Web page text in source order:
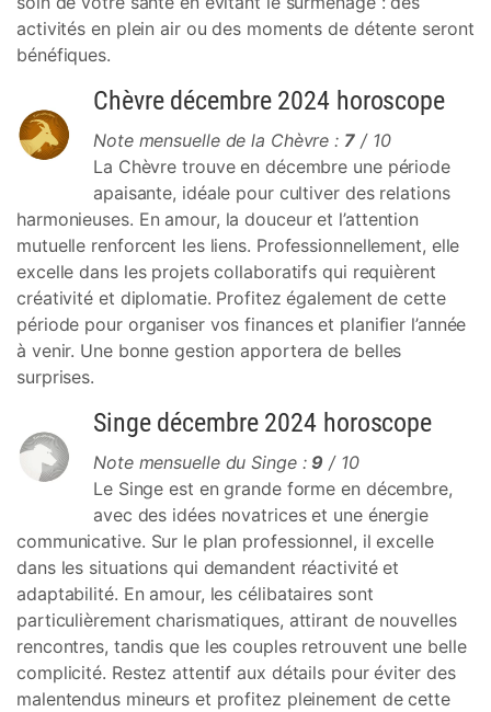
activités en plein air ou des moments de détente seront
bénéfiques.
Chèvre décembre 2024 horoscope
Note mensuelle de la Chèvre : 7/ 10
La Chèvre trouve en décembre une période
apaisante, idéale pour cultiver des relations
harmonieuses. En amour, la douceur et l’attention
mutuelle renforcent les liens. Professionnellement, elle
excelle dans les projets collaboratifs qui requièrent
créativité et diplomatie. Profitez également de cette
période pour organiser vos finances et planifier l’année
à venir. Une bonne gestion apportera de belles
surprises.
Singe décembre 2024 horoscope
Note mensuelle du Singe : 9 / 10
Le Singe est en grande forme en décembre,
avec des idées novatrices et une énergie
communicative. Sur le plan professionnel, il excelle
dans les situations qui demandent réactivité et
adaptabilité. En amour, les célibataires sont
particulièrement charismatiques, attirant de nouvelles
rencontres, tandis que les couples retrouvent une belle
complicité. Restez attentif aux détails pour éviter des
malentendus mineurs et profitez pleinement de cette